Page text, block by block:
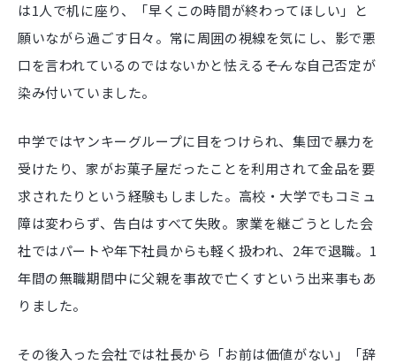
は1人で机に座り、「早くこの時間が終わってほしい」と
願いながら過ごす日々。常に周囲の視線を気にし、影で悪
口を言われているのではないかと怯える――そんな自己否定が
染み付いていました。
中学ではヤンキーグループに目をつけられ、集団で暴力を
受けたり、家がお菓子屋だったことを利用されて金品を要
求されたりという経験もしました。高校・大学でもコミュ
障は変わらず、告白はすべて失敗。家業を継ごうとした会
社ではパートや年下社員からも軽く扱われ、2年で退職。1
年間の無職期間中に父親を事故で亡くすという出来事もあ
りました。
その後入った会社では社長から「お前は価値がない」「辞